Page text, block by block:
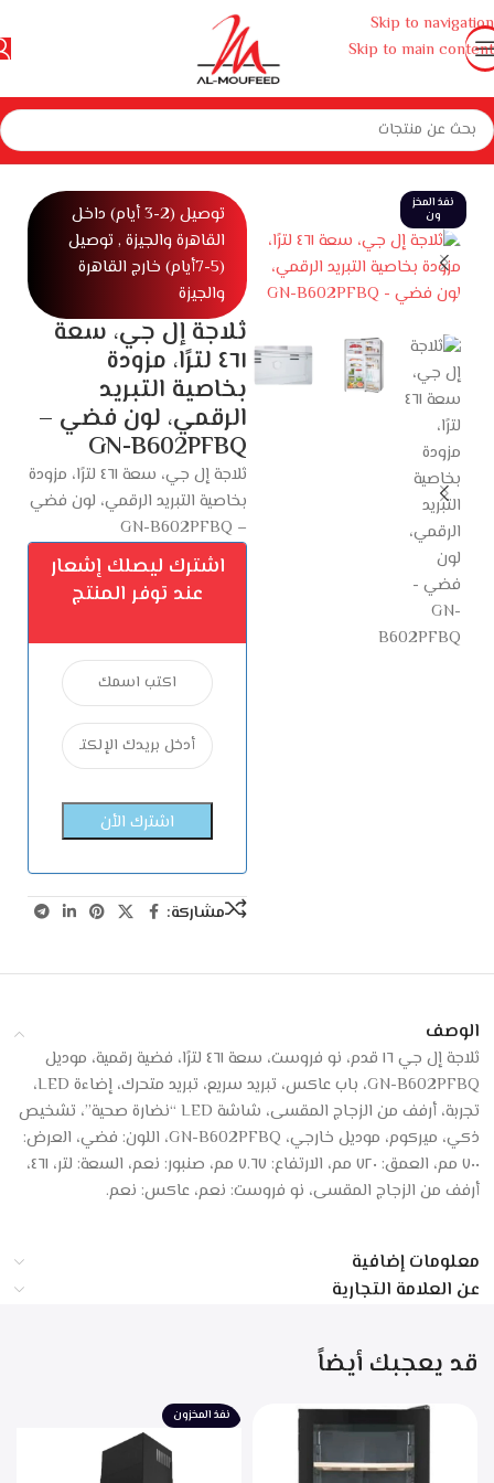
Skip to navigation
Skip to main content
المنزل أجهزة منزلية كبيرة ثلاجات وديب فريزر ومبردات ثلاجات ثلاجة 2 باب
نفذ المخز
ون
توصيل (2-3 أيام) داخل
القاهرة والجيزة , توصيل
(5-7أيام) خارج القاهرة
والجيزة
ثلاجة إل جي، سعة
٤٦١ لترًا، مزودة
بخاصية التبريد
الرقمي، لون فضي –
GN-B602PFBQ
ثلاجة إل جي، سعة ٤٦١ لترًا، مزودة
بخاصية التبريد الرقمي، لون فضي
– GN-B602PFBQ
اشترك ليصلك إشعار
عند توفر المنتج
مشاركة:
الوصف
ثلاجة إل جي ١٦ قدم، نو فروست، سعة ٤٦١ لترًا، فضية رقمية، موديل
GN-B602PFBQ، باب عاكس، تبريد سريع، تبريد متحرك، إضاءة LED،
تجربة، أرفف من الزجاج المقسى، شاشة LED “نضارة صحية”، تشخيص
ذكي، ميركوم، موديل خارجي، GN-B602PFBQ، اللون: فضي، العرض:
٧٠٠ مم، العمق: ٧٢٠ مم، الارتفاع: ٧.٦٧ مم، صنبور: نعم، السعة: لتر، ٤٦١،
أرفف من الزجاج المقسى، نو فروست: نعم، عاكس: نعم.
معلومات إضافية
عن العلامة التجارية
قد يعجبك أيضاً
نفذ المخزون